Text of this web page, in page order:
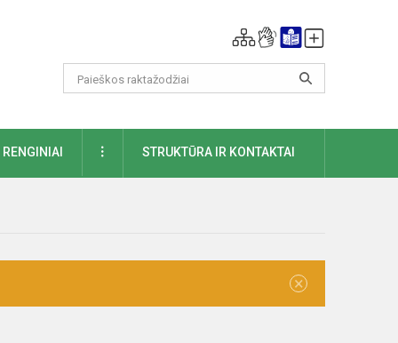
RENGINIAI DAUGIAUSTRUKTŪRA IR KONTAKTAI
×